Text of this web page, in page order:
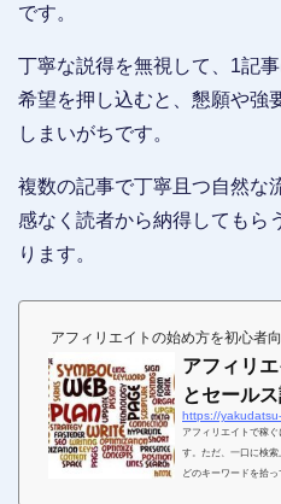
です。
丁寧な説得を無視して、1記
希望を押し込むと、懇願や強
しまいがちです。
複数の記事で丁寧且つ自然な
感なく読者から納得してもら
ります。
アフィリエイトの始め方を初心者
アフィリ
とセール
https://
アフィリエイトで稼
す。ただ、一口に検索
どのキーワードを拾